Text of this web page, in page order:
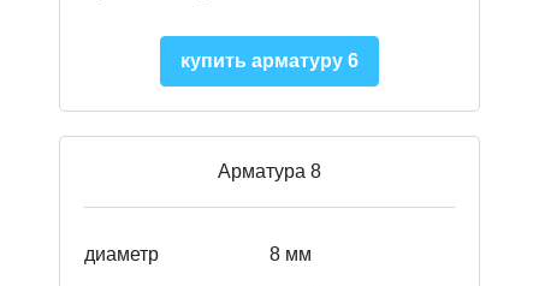
купить арматуру 6
Арматура 8
диаметр 8 мм